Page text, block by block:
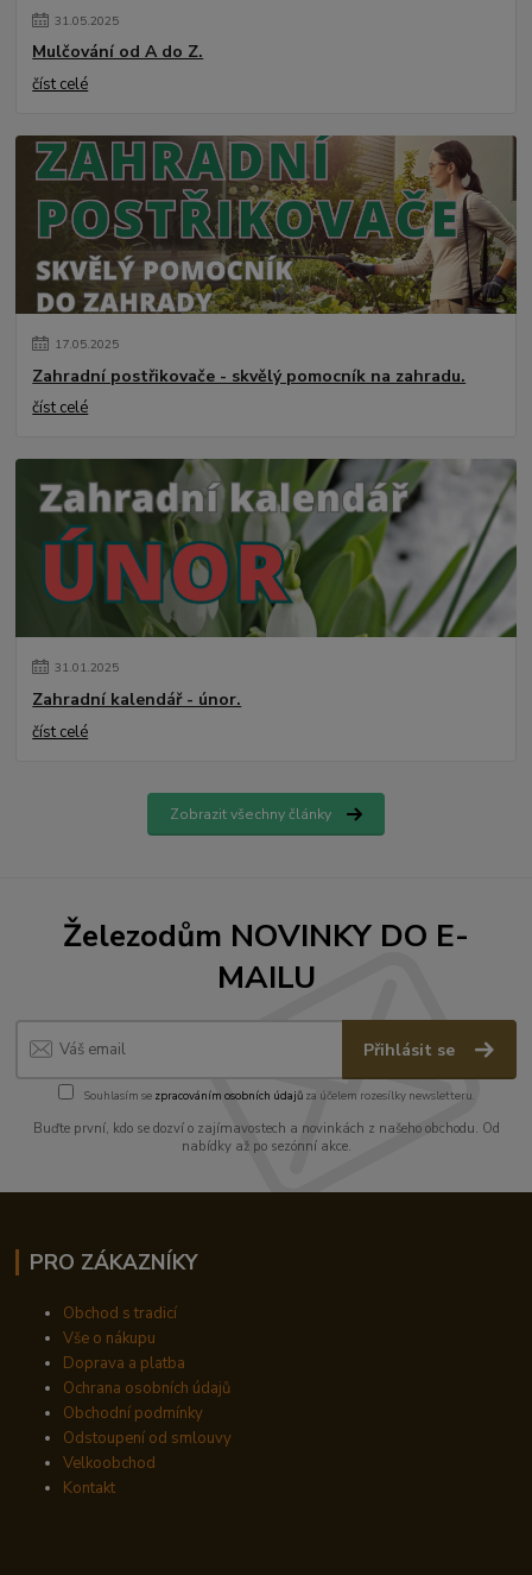
31.05.2025
Mulčování od A do Z.
číst celé
17.05.2025
Zahradní postřikovače - skvělý pomocník na zahradu.
číst celé
31.01.2025
Zahradní kalendář - únor.
číst celé
Zobrazit všechny články
Železodům NOVINKY DO E-
MAILU
Přihlásit se
Souhlasím se zpracováním osobních údajůza účelem rozesílky newsletteru.
Buďte první, kdo se dozví o zajímavostech a novinkách z našeho obchodu. Od
nabídky až po sezónní akce.
PRO ZÁKAZNÍKY
Obchod s tradicí
Vše o nákupu
Doprava a platba
Ochrana osobních údajů
Obchodní podmínky
Odstoupení od smlouvy
Velkoobchod
Kontakt